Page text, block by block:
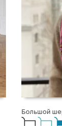
Большой